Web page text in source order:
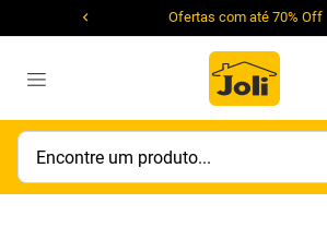
Ofertas com até 70% Off
Encontre um produto...